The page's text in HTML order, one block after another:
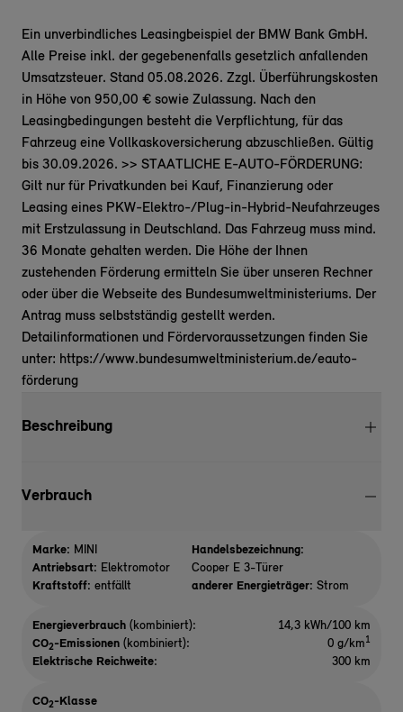
Ein unverbindliches Leasingbeispiel der BMW Bank GmbH.
Alle Preise inkl. der gegebenenfalls gesetzlich anfallenden
Umsatzsteuer. Stand 05.08.2026. Zzgl. Überführungskosten
in Höhe von 950,00 € sowie Zulassung. Nach den
Leasingbedingungen besteht die Verpflichtung, für das
Fahrzeug eine Vollkaskoversicherung abzuschließen. Gültig
bis 30.09.2026. >> STAATLICHE E-AUTO-FÖRDERUNG:
Gilt nur für Privatkunden bei Kauf, Finanzierung oder
Leasing eines PKW-Elektro-/Plug-in-Hybrid-Neufahrzeuges
mit Erstzulassung in Deutschland. Das Fahrzeug muss mind.
36 Monate gehalten werden. Die Höhe der Ihnen
zustehenden Förderung ermitteln Sie über unseren Rechner
oder über die Webseite des Bundesumweltministeriums. Der
Antrag muss selbstständig gestellt werden.
Detailinformationen und Fördervoraussetzungen finden Sie
unter: https://www.bundesumweltministerium.de/eauto-
förderung
Beschreibung
Verbrauch
Marke: MINI
Antriebsart: Elektromotor
Kraftstoff: entfällt
Handelsbezeichnung:
Cooper E 3-Türer
anderer Energieträger: Strom
Energieverbrauch (kombiniert):
14,3 kWh/100 km
CO2-Emissionen (kombiniert): 0 g/km1
Elektrische Reichweite: 300 km
CO2-Klasse